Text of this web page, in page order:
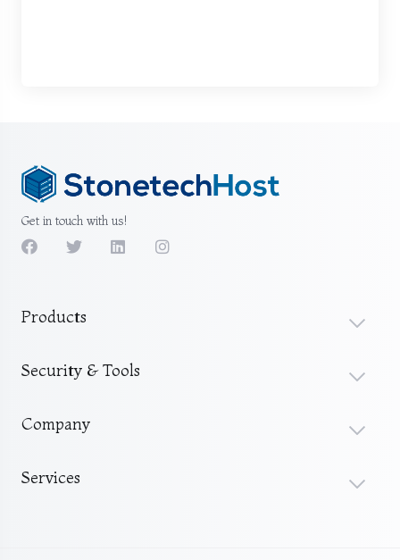
Get in touch with us!
Products
Security & Tools
Company
Services